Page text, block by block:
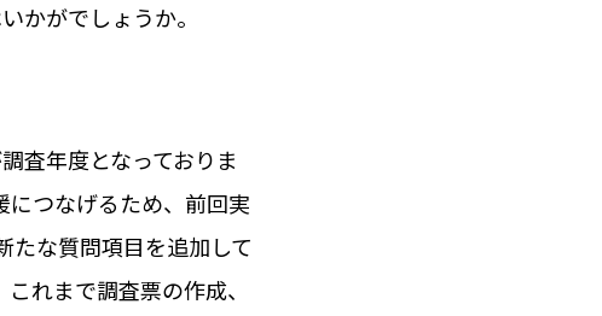
かがでしょうか。
査年度となっておりま
につなげるため、前回実
たな質問項目を追加して
れまで調査票の作成、